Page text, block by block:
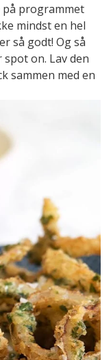
på programmet
mindst en hel
så godt! Og så
on. Lav den
sammen med en